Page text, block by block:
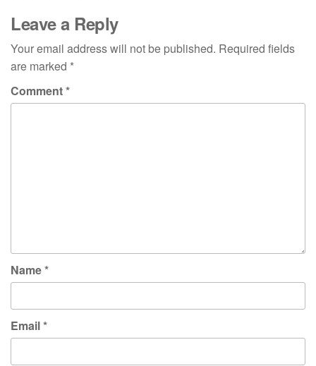
Leave a Reply
Your email address will not be published. Required fields
are marked *
Comment*
Name*
Email*